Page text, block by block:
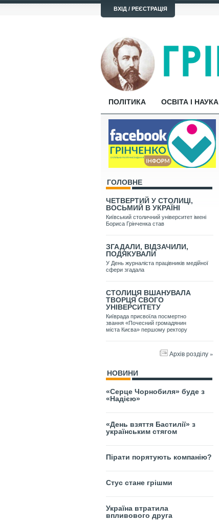
ВХІД / РЕЄСТРАЦІЯ
ПОЛІТИКА ОСВІТА І НАУКА
ГОЛОВНЕ
ЧЕТВЕРТИЙ У СТОЛИЦІ,
ВОСЬМИЙ В УКРАЇНІ
Київський столичний університет імені
Бориса Грінченка став
ЗГАДАЛИ, ВІДЗАЧИЛИ,
ПОДЯКУВАЛИ
У День журналіста працівників медійної
сфери згадала
СТОЛИЦЯ ВШАНУВАЛА
ТВОРЦЯ СВОГО
УНІВЕРСИТЕТУ
Київрада присвоїла посмертно
звання «Почесний громадянин
міста Києва» першому ректору
Архів розділу »
НОВИНИ
«Серце Чорнобиля» буде з
«Надією»
«День взяття Бастилії» з
українським стягом
Пірати порятують компанію?
Стус стане грішми
Україна втратила
впливового друга